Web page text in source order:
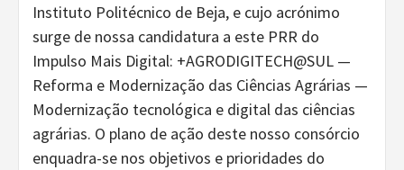
Instituto Politécnico de Beja, e cujo acrónimo
surge de nossa candidatura a este PRR do
Impulso Mais Digital: +AGRODIGITECH@SUL —
Reforma e Modernização das Ciências Agrárias —
Modernização tecnológica e digital das ciências
agrárias. O plano de ação deste nosso consórcio
enquadra-se nos objetivos e prioridades do